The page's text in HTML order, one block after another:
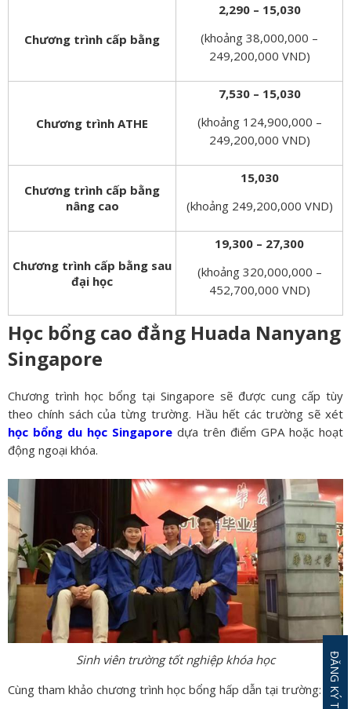
Chương trình cấp bằng
2,290 – 15,030
(khoảng 38,000,000 –
249,200,000 VND)
Chương trình ATHE
7,530 – 15,030
(khoảng 124,900,000 –
249,200,000 VND)
Chương trình cấp bằng
nâng cao
15,030
(khoảng 249,200,000 VND)
Chương trình cấp bằng sau
đại học
19,300 – 27,300
(khoảng 320,000,000 –
452,700,000 VND)
Học bổng cao đẳng Huada Nanyang
Singapore
Chương trình học bổng tại Singapore sẽ được cung cấp tùy
theo chính sách của từng trường. Hầu hết các trường sẽ xét
học bổng du học Singapore dựa trên điểm GPA hoặc hoạt
động ngoại khóa.
Sinh viên trường tốt nghiệp khóa học
Cùng tham khảo chương trình học bổng hấp dẫn tại trường: